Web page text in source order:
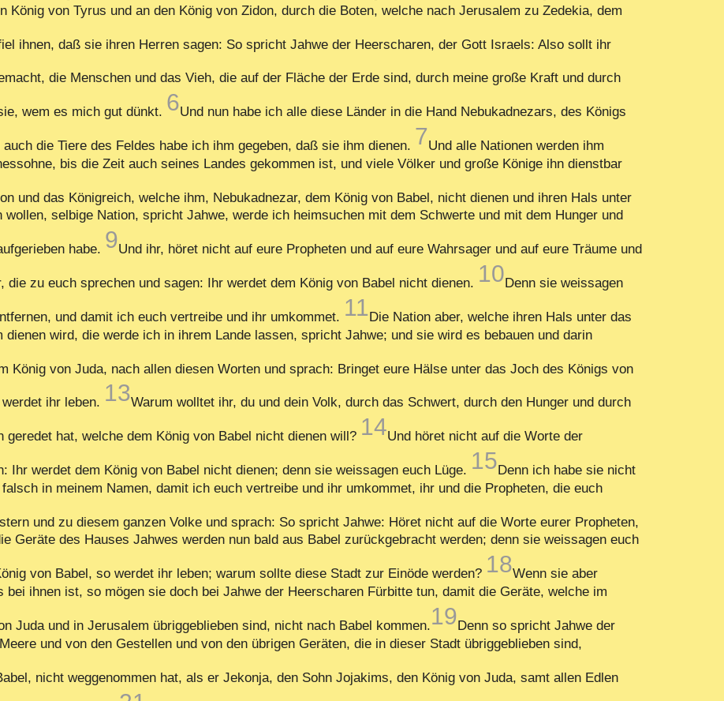
König von Tyrus und an den König von Zidon, durch die Boten, welche nach Jerusalem zu Zedekia, dem
ihnen, daß sie ihren Herren sagen: So spricht Jahwe der Heerscharen, der Gott Israels: Also sollt ihr
die Menschen und das Vieh, die auf der Fläche der Erde sind, durch meine große Kraft und durch
wem es mich gut dünkt. 6Und nun habe ich alle diese Länder in die Hand Nebukadnezars, des Königs
die Tiere des Feldes habe ich ihm gegeben, daß sie ihm dienen. 7Und alle Nationen werden ihm
bis die Zeit auch seines Landes gekommen ist, und viele Völker und große Könige ihn dienstbar
und das Königreich, welche ihm, Nebukadnezar, dem König von Babel, nicht dienen und ihren Hals unter
selbige Nation, spricht Jahwe, werde ich heimsuchen mit dem Schwerte und mit dem Hunger und
habe. 9Und ihr, höret nicht auf eure Propheten und auf eure Wahrsager und auf eure Träume und
die zu euch sprechen und sagen: Ihr werdet dem König von Babel nicht dienen. 10Denn sie weissagen
und damit ich euch vertreibe und ihr umkommet. 11Die Nation aber, welche ihren Hals unter das
wird, die werde ich in ihrem Lande lassen, spricht Jahwe; und sie wird es bebauen und darin
König von Juda, nach allen diesen Worten und sprach: Bringet eure Hälse unter das Joch des Königs von
ihr leben. 13Warum wolltet ihr, du und dein Volk, durch das Schwert, durch den Hunger und durch
hat, welche dem König von Babel nicht dienen will? 14Und höret nicht auf die Worte der
Ihr werdet dem König von Babel nicht dienen; denn sie weissagen euch Lüge. 15Denn ich habe sie nicht
in meinem Namen, damit ich euch vertreibe und ihr umkommet, ihr und die Propheten, die euch
und zu diesem ganzen Volke und sprach: So spricht Jahwe: Höret nicht auf die Worte eurer Propheten,
Geräte des Hauses Jahwes werden nun bald aus Babel zurückgebracht werden; denn sie weissagen euch
von Babel, so werdet ihr leben; warum sollte diese Stadt zur Einöde werden? 18Wenn sie aber
bei ihnen ist, so mögen sie doch bei Jahwe der Heerscharen Fürbitte tun, damit die Geräte, welche im
Juda und in Jerusalem übriggeblieben sind, nicht nach Babel kommen.19Denn so spricht Jahwe der
und von den Gestellen und von den übrigen Geräten, die in dieser Stadt übriggeblieben sind,
nicht weggenommen hat, als er Jekonja, den Sohn Jojakims, den König von Juda, samt allen Edlen